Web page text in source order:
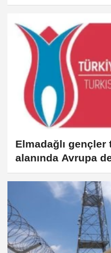
Elmadağlı gençler
alanında Avrupa